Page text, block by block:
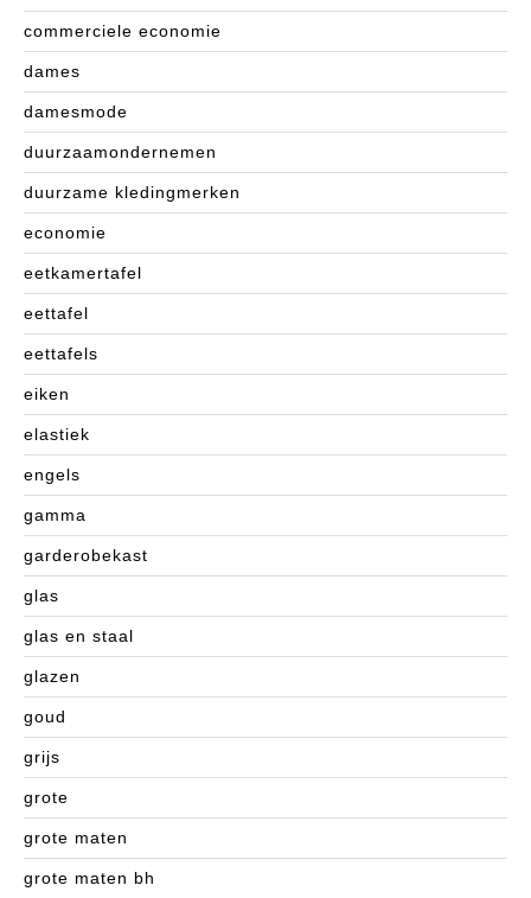
commerciele economie
dames
damesmode
duurzaamondernemen
duurzame kledingmerken
economie
eetkamertafel
eettafel
eettafels
eiken
elastiek
engels
gamma
garderobekast
glas
glas en staal
glazen
goud
grijs
grote
grote maten
grote maten bh